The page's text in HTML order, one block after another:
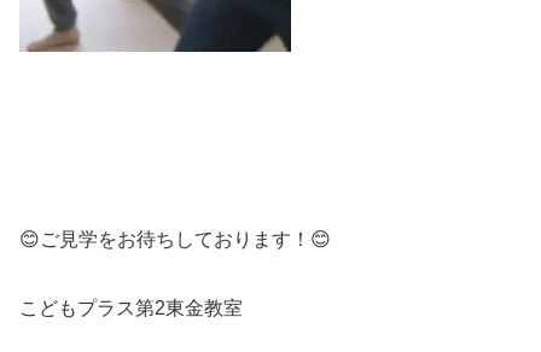
😊ご見学をお待ちしております！😊
こどもプラス第2東金教室